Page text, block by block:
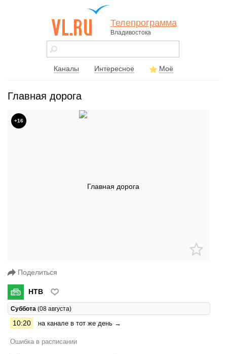
vl.ru - сайт
города
Телепрограмма
Владивостока
Каналы Интересное Моё
Главная дорога
+16
Поделиться
НТВ
Суббота (08 августа)
10:20 на канале в тот же день →
Ошибка в расписании